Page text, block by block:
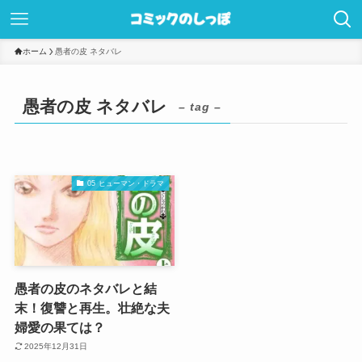
ホーム 愚者の皮 ネタバレ
愚者の皮 ネタバレ – tag –
05 ヒューマン・ドラマ
愚者の皮のネタバレと結
末！復讐と再生。壮絶な夫
婦愛の果ては？
2025年12月31日